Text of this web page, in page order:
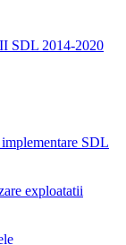
SDL 2014-2020
SDL
exploatatii